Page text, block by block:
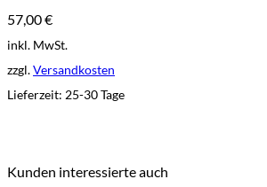
57,00€
inkl. MwSt.
zzgl.Versandkosten
Lieferzeit: 25-30 Tage
Kunden interessierte auch